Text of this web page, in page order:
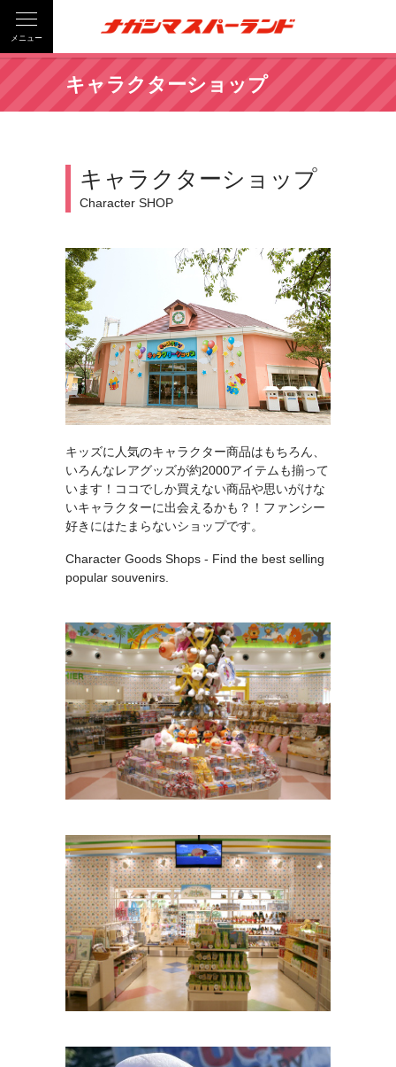
メニュー
キャラクターショップ
キャラクターショップ
Character SHOP
キッズに人気のキャラクター商品はもちろん、
いろんなレアグッズが約2000アイテムも揃って
います！ココでしか買えない商品や思いがけな
いキャラクターに出会えるかも？！ファンシー
好きにはたまらないショップです。
Character Goods Shops - Find the best selling
popular souvenirs.